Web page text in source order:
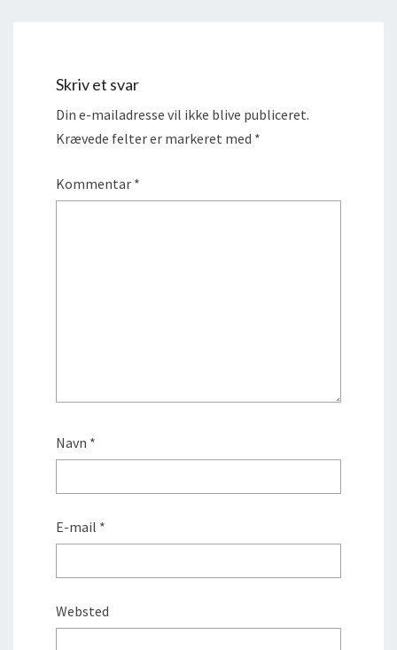
Skriv et svar
Din e-mailadresse vil ikke blive publiceret.
Krævede felter er markeret med *
Kommentar *
Navn *
E-mail *
Websted